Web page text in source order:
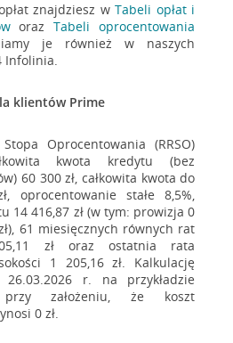
znajdziesz wTabeli opłat i
orazTabeli oprocentowania
je również w naszych
Infolinia.
klientów Prime
Oprocentowania (RRSO)
kwota kredytu (bez
60 300 zł, całkowita kwota do
oprocentowanie stałe 8,5%,
14 416,87 zł (w tym: prowizja 0
61 miesięcznych równych rat
zł oraz ostatnia rata
1 205,16 zł. Kalkulację
26.03.2026 r. na przykładzie
przy założeniu, że koszt
0 zł.